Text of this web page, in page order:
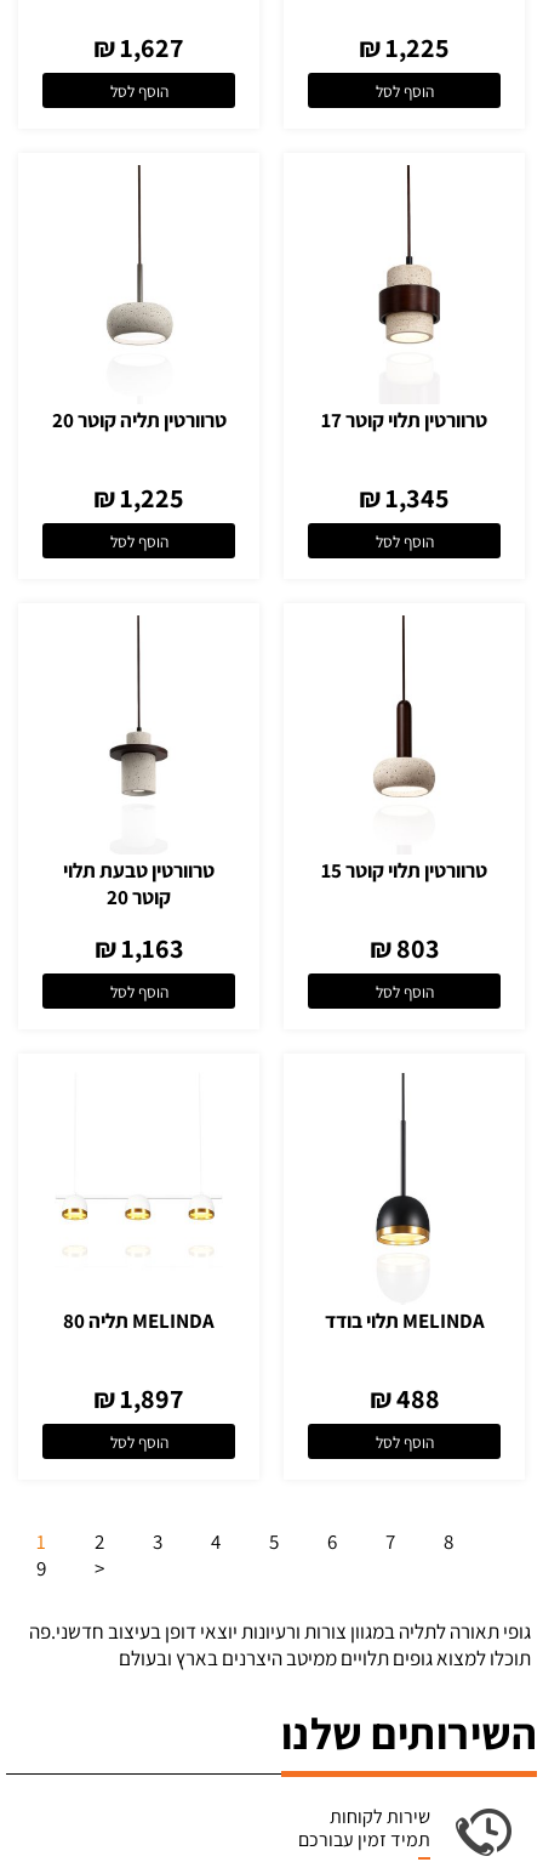
1,225 ₪
הוסף לסל
1,627 ₪
הוסף לסל
טרוורטין תלוי קוטר 17
1,345 ₪
הוסף לסל
טרוורטין תליה קוטר 20
1,225 ₪
הוסף לסל
טרוורטין תלוי קוטר 15
803 ₪
הוסף לסל
טרוורטין טבעת תלוי
קוטר 20
1,163 ₪
הוסף לסל
MELINDA תלוי בודד
488 ₪
הוסף לסל
MELINDA תליה 80
1,897 ₪
הוסף לסל
1 2 3 4 5 6 7
8
9
<
גופי תאורה לתליה במגוון צורות ורעיונות יוצאי דופן בעיצוב חדשני.פה
תוכלו למצוא גופים תלויים ממיטב היצרנים בארץ ובעולם
השירותים שלנו
שירות לקוחות
תמיד זמין עבורכם